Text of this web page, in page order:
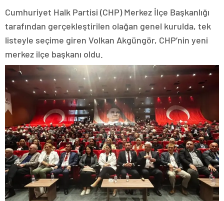
Cumhuriyet Halk Partisi (CHP) Merkez İlçe Başkanlığı
tarafından gerçekleştirilen olağan genel kurulda, tek
listeyle seçime giren Volkan Akgüngör, CHP’nin yeni
merkez ilçe başkanı oldu.